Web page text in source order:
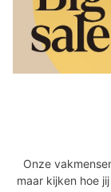
Onze
maar kijken hoe